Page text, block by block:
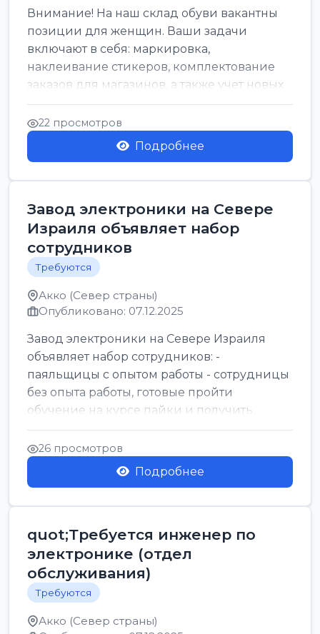
Внимание! На наш склад обуви вакантны
позиции для женщин. Ваши задачи
включают в себя: маркировка,
наклеивание стикеров, комплектование
заказов для магазинов, а также учет новых
поступлений товара. Ра...
22 просмотров
Подробнее
Завод электроники на Севере
Израиля объявляет набор
сотрудников
Требуются
Акко (Север страны)
Опубликовано: 07.12.2025
Завод электроники на Севере Израиля
объявляет набор сотрудников: -
паяльщицы с опытом работы - сотрудницы
без опыта работы, готовые пройти
обучение на курсе пайки и получить
новую профессию (за счет р...
26 просмотров
Подробнее
quot;Требуется инженер по
электронике (отдел
обслуживания)
Требуются
Акко (Север страны)